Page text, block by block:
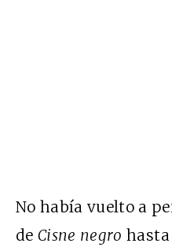
No había vuelto a
deCisne negro